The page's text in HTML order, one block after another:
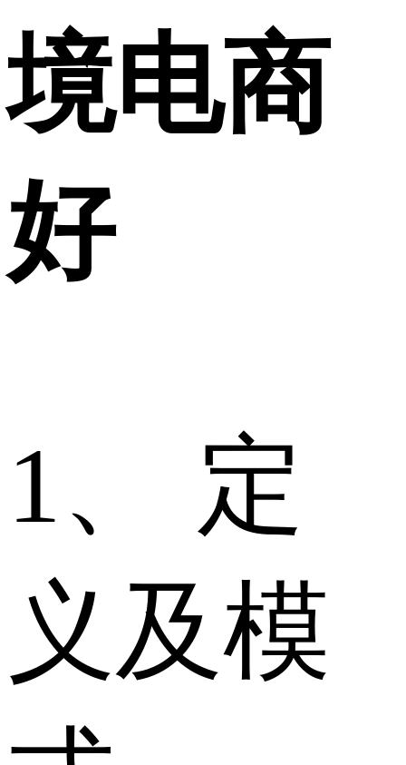
境电商
好
1、 定
义及模